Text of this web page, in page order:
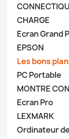
CHARGE
Ecran Grand
EPSON
Les bons
PC Portable
MONTRE
Ecran Pro
LEXMARK
Ordinateur